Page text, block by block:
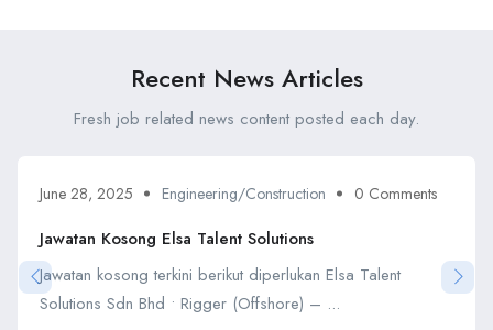
Recent News Articles
Fresh job related news content posted each day.
June 28, 2025 Engineering/Construction 0 Comments
Jawatan Kosong Elsa Talent Solutions
Jawatan kosong terkini berikut diperlukan Elsa Talent
Solutions Sdn Bhd • Rigger (Offshore) – ...